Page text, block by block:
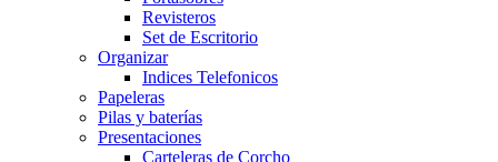
Revisteros
Set de Escritorio
Organizar
Indices Telefonicos
Papeleras
Pilas y baterías
Presentaciones
Carteleras de Corcho